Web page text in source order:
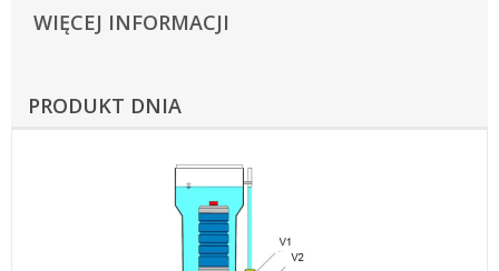
WIĘCEJ INFORMACJI
PRODUKT DNIA